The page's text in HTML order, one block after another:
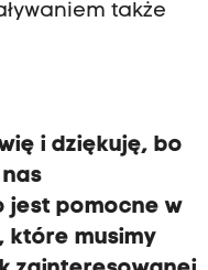
także
i dziękuję, bo
jest pomocne w
które musimy